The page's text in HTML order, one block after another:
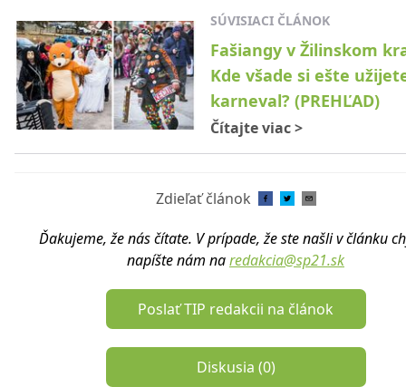
SÚVISIACI ČLÁNOK
Fašiangy v Žilinskom
Kde všade si ešte
karneval? (PREHĽAD)
Čítajte viac>
Zdieľať článok
Ďakujeme, že nás čítate. V prípade, že ste našli v článku
napíšte nám naredakcia@sp21.sk
Poslať TIP redakcii na článok
Diskusia (0)